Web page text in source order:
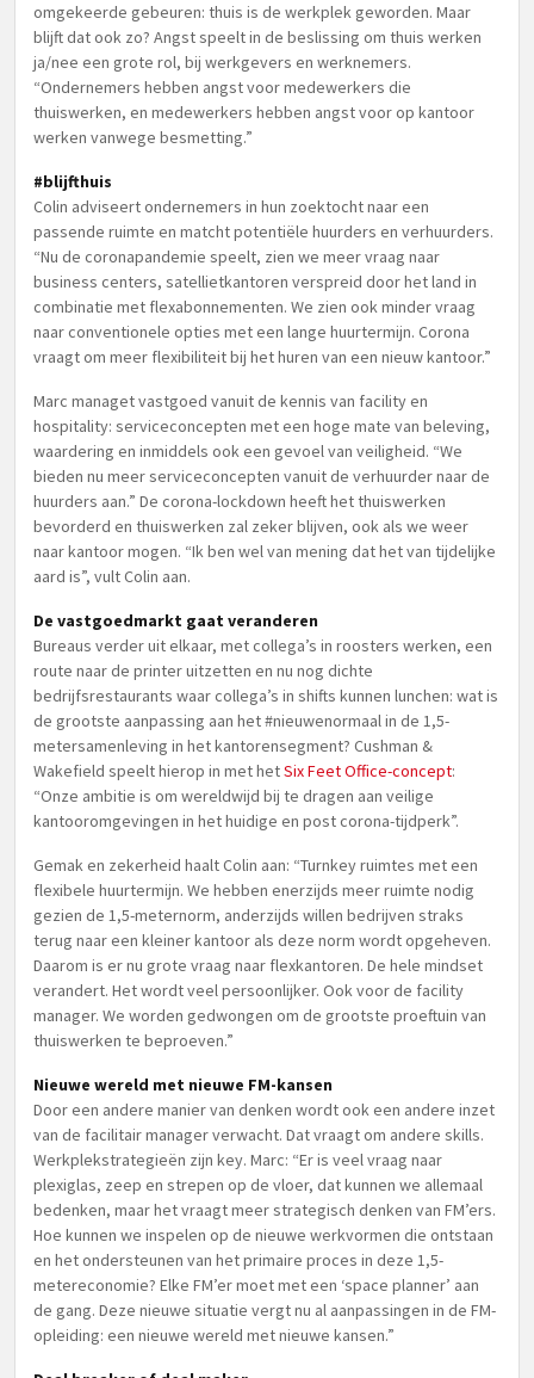
omgekeerde gebeuren: thuis is de werkplek geworden. Maar
blijft dat ook zo? Angst speelt in de beslissing om thuis werken
ja/nee een grote rol, bij werkgevers en werknemers.
“Ondernemers hebben angst voor medewerkers die
thuiswerken, en medewerkers hebben angst voor op kantoor
werken vanwege besmetting.”
#blijfthuis
Colin adviseert ondernemers in hun zoektocht naar een
passende ruimte en matcht potentiële huurders en verhuurders.
“Nu de coronapandemie speelt, zien we meer vraag naar
business centers, satellietkantoren verspreid door het land in
combinatie met flexabonnementen. We zien ook minder vraag
naar conventionele opties met een lange huurtermijn. Corona
vraagt om meer flexibiliteit bij het huren van een nieuw kantoor.”
Marc managet vastgoed vanuit de kennis van facility en
hospitality: serviceconcepten met een hoge mate van beleving,
waardering en inmiddels ook een gevoel van veiligheid. “We
bieden nu meer serviceconcepten vanuit de verhuurder naar de
huurders aan.” De corona-lockdown heeft het thuiswerken
bevorderd en thuiswerken zal zeker blijven, ook als we weer
naar kantoor mogen. “Ik ben wel van mening dat het van tijdelijke
aard is”, vult Colin aan.
De vastgoedmarkt gaat veranderen
Bureaus verder uit elkaar, met collega’s in roosters werken, een
route naar de printer uitzetten en nu nog dichte
bedrijfsrestaurants waar collega’s in shifts kunnen lunchen: wat is
de grootste aanpassing aan het #nieuwenormaal in de 1,5-
metersamenleving in het kantorensegment? Cushman &
Wakefield speelt hierop in met hetSix Feet Office-concept:
“Onze ambitie is om wereldwijd bij te dragen aan veilige
kantooromgevingen in het huidige en post corona-tijdperk”.
Gemak en zekerheid haalt Colin aan: “Turnkey ruimtes met een
flexibele huurtermijn. We hebben enerzijds meer ruimte nodig
gezien de 1,5-meternorm, anderzijds willen bedrijven straks
terug naar een kleiner kantoor als deze norm wordt opgeheven.
Daarom is er nu grote vraag naar flexkantoren. De hele mindset
verandert. Het wordt veel persoonlijker. Ook voor de facility
manager. We worden gedwongen om de grootste proeftuin van
thuiswerken te beproeven.”
Nieuwe wereld met nieuwe FM-kansen
Door een andere manier van denken wordt ook een andere inzet
van de facilitair manager verwacht. Dat vraagt om andere skills.
Werkplekstrategieën zijn key. Marc: “Er is veel vraag naar
plexiglas, zeep en strepen op de vloer, dat kunnen we allemaal
bedenken, maar het vraagt meer strategisch denken van FM’ers.
Hoe kunnen we inspelen op de nieuwe werkvormen die ontstaan
en het ondersteunen van het primaire proces in deze 1,5-
metereconomie? Elke FM’er moet met een ‘space planner’ aan
de gang. Deze nieuwe situatie vergt nu al aanpassingen in de FM-
opleiding: een nieuwe wereld met nieuwe kansen.”